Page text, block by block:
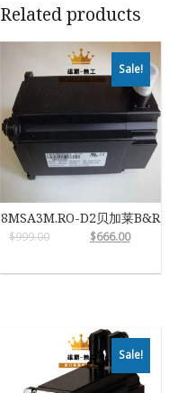
Related products
Sale!
8MSA3M.RO-D2贝加莱B&R
$999.00 $666.00
Sale!